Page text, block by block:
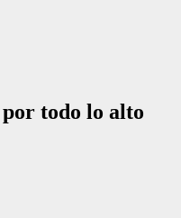
todo lo alto